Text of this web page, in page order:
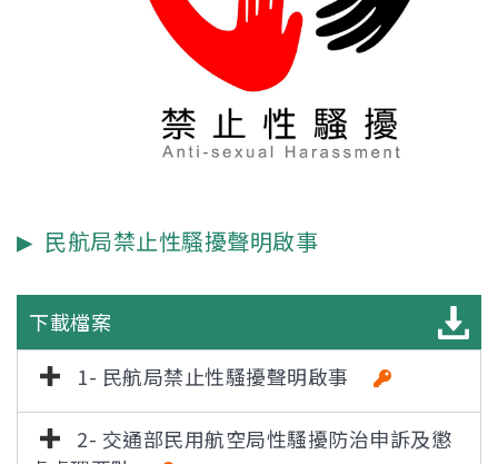
民航局禁止性騷擾聲明啟事
下載檔案
1- 民航局禁止性騷擾聲明啟事
2- 交通部民用航空局性騷擾防治申訴及懲